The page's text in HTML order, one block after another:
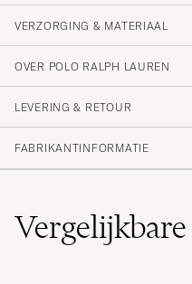
VERZORGING & MATERIAAL
OVER POLO RALPH LAUREN
LEVERING & RETOUR
FABRIKANTINFORMATIE
Vergelijkbare